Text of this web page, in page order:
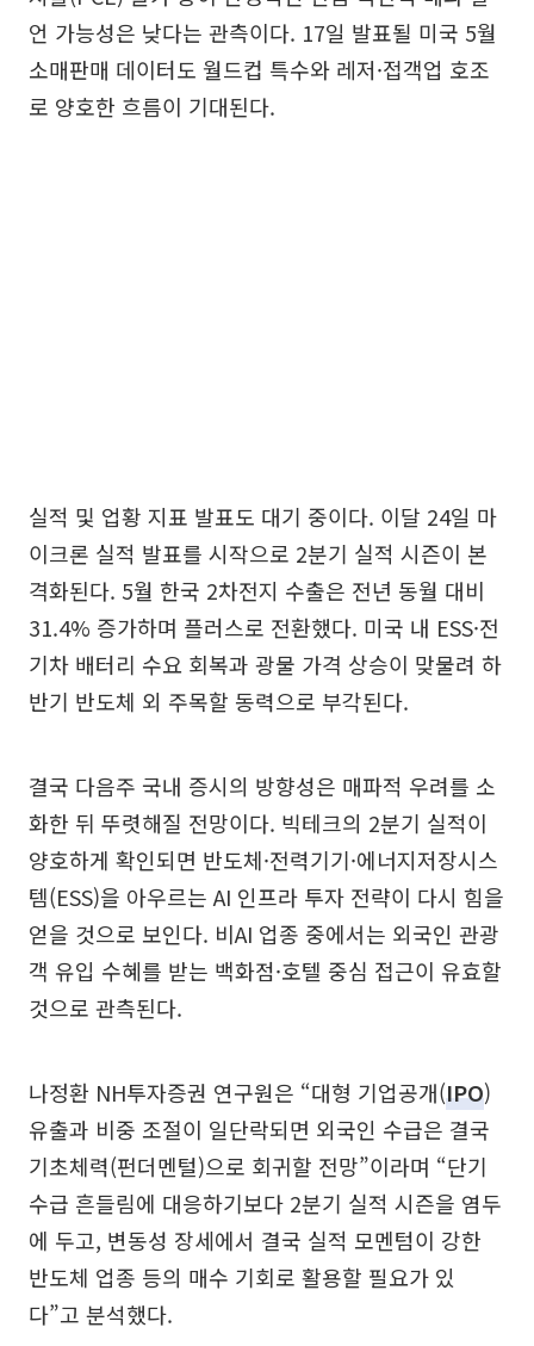
언 가능성은 낮다는 관측이다. 17일 발표될 미국 5월
소매판매 데이터도 월드컵 특수와 레저·접객업 호조
로 양호한 흐름이 기대된다.
실적 및 업황 지표 발표도 대기 중이다. 이달 24일 마
이크론 실적 발표를 시작으로 2분기 실적 시즌이 본
격화된다. 5월 한국 2차전지 수출은 전년 동월 대비
31.4% 증가하며 플러스로 전환했다. 미국 내 ESS·전
기차 배터리 수요 회복과 광물 가격 상승이 맞물려 하
반기 반도체 외 주목할 동력으로 부각된다.
결국 다음주 국내 증시의 방향성은 매파적 우려를 소
화한 뒤 뚜렷해질 전망이다. 빅테크의 2분기 실적이
양호하게 확인되면 반도체·전력기기·에너지저장시스
템(ESS)을 아우르는 AI 인프라 투자 전략이 다시 힘을
얻을 것으로 보인다. 비AI 업종 중에서는 외국인 관광
객 유입 수혜를 받는 백화점·호텔 중심 접근이 유효할
것으로 관측된다.
나정환 NH투자증권 연구원은 “대형 기업공개(IPO)
유출과 비중 조절이 일단락되면 외국인 수급은 결국
기초체력(펀더멘털)으로 회귀할 전망”이라며 “단기
수급 흔들림에 대응하기보다 2분기 실적 시즌을 염두
에 두고, 변동성 장세에서 결국 실적 모멘텀이 강한
반도체 업종 등의 매수 기회로 활용할 필요가 있
다”고 분석했다.